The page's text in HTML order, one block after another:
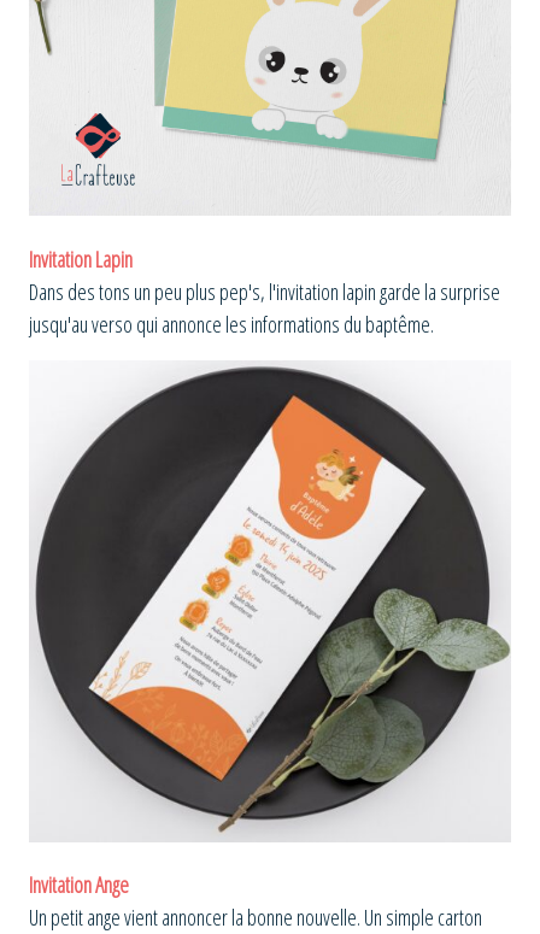
Invitation Lapin
Dans des tons un peu plus pep's, l'invitation lapin garde la surprise
jusqu'au verso qui annonce les informations du baptême.
Invitation Ange
Un petit ange vient annoncer la bonne nouvelle. Un simple carton